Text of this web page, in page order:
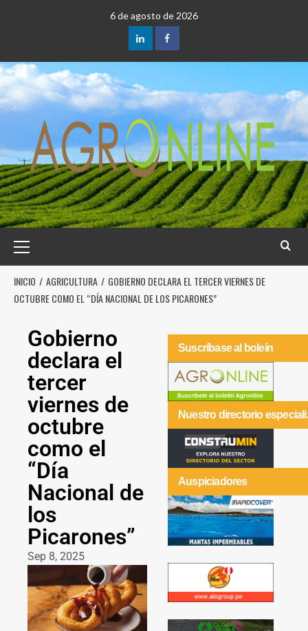
6 de agosto de 2026
INICIO AGRICULTURA
GOBIERNO DECLARA EL TERCER VIERNES DE
OCTUBRE COMO EL “DÍA NACIONAL DE LOS PICARONES”
Gobierno
declara el
tercer
viernes de
octubre
como el
“Día
Nacional de
los
Picarones”
Sep 8, 2025
Suscríbase al boleín
Nuestro directorio
Auspiciadores